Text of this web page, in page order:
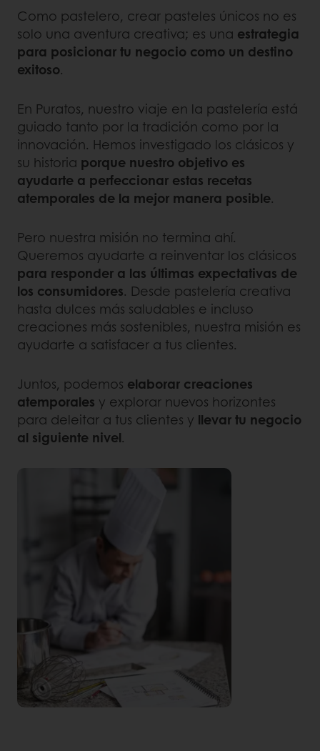
Como pastelero, crear pasteles únicos no es
solo una aventura creativa; es una estrategia
para posicionar tu negocio como un destino
exitoso.
En Puratos, nuestro viaje en la pastelería está
guiado tanto por la tradición como por la
innovación. Hemos investigado los clásicos y
su historia porque nuestro objetivo es
ayudarte a perfeccionar estas recetas
atemporales de la mejor manera posible.
Pero nuestra misión no termina ahí.
Queremos ayudarte a reinventar los clásicos
para responder a las últimas expectativas de
los consumidores. Desde pastelería creativa
hasta dulces más saludables e incluso
creaciones más sostenibles, nuestra misión es
ayudarte a satisfacer a tus clientes.
Juntos, podemos elaborar creaciones
atemporales y explorar nuevos horizontes
para deleitar a tus clientes y llevar tu negocio
al siguiente nivel.